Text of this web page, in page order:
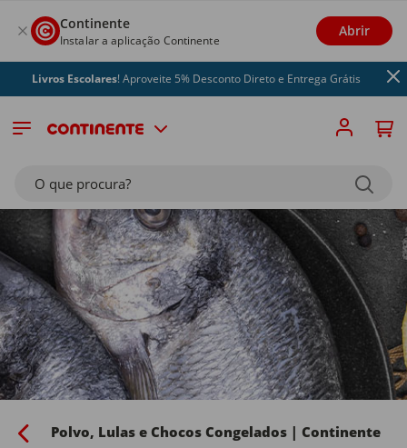
Continente
Instalar a aplicação Continente
Abrir
Escolares! Aproveite 5% Desconto Direto e Entrega Grátis
O que procura?
Polvo, Lulas e Chocos Congelados | Continente